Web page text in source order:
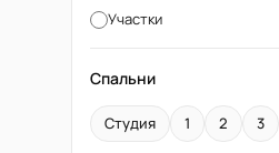
Участки
Спальни
Студия 1 2 3